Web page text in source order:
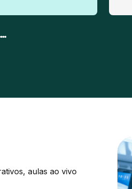
aulas ao vivo